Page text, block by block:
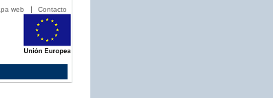
web Contacto